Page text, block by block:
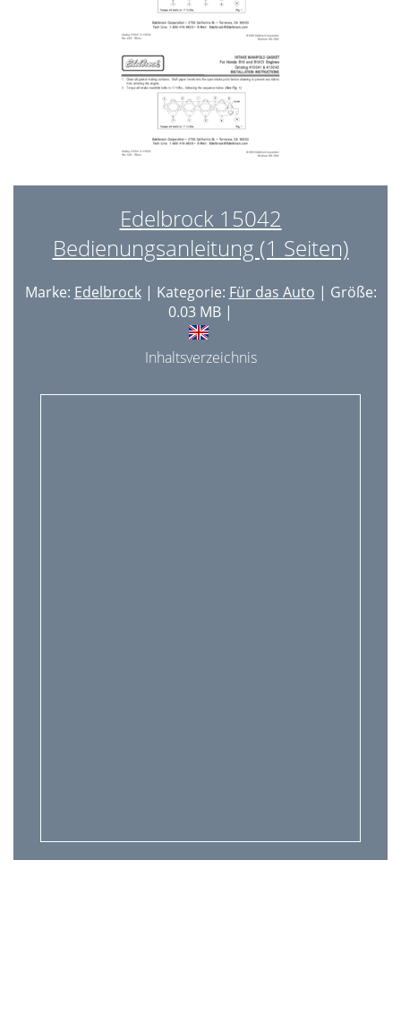
Edelbrock 15042
Bedienungsanleitung (1 Seiten)
Marke: Edelbrock| Kategorie: Für das Auto | Größe:
0.03 MB |
Inhaltsverzeichnis